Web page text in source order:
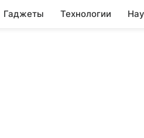
Гаджеты Технологии